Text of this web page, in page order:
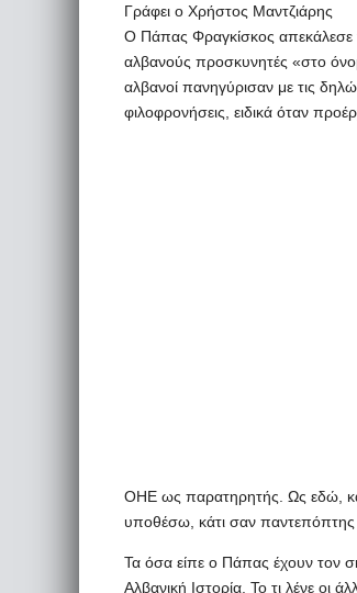
Γράφει ο Χρήστος Μαντζιάρης
Ο Πάπας Φραγκίσκος απεκάλεσε
αλβανούς προσκυνητές «στο
αλβανοί πανηγύρισαν με τις
φιλοφρονήσεις, ειδικά όταν
ΟΗΕ ως παρατηρητής. Ως εδώ,
υποθέσω, κάτι σαν
Τα όσα είπε ο Πάπας έχουν τον
Αλβανική Ιστορία. Το τι λένε οι